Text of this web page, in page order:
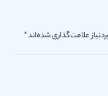
علامت‌گذاری شده‌اند*